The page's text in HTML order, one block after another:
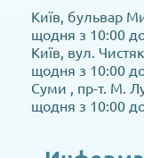
Київ, бульвар
щодня з 10:00
Київ, вул.
щодня з 10:00
Суми , пр-т. М.
щодня з 10:00